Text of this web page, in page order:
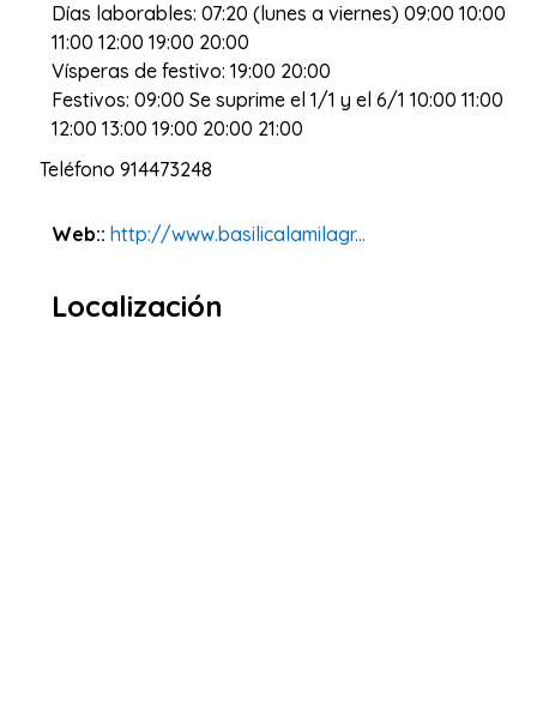
Días laborables: 07:20 (lunes a viernes) 09:00 10:00
11:00 12:00 19:00 20:00
Vísperas de festivo: 19:00 20:00
Festivos: 09:00 Se suprime el 1/1 y el 6/1 10:00 11:00
12:00 13:00 19:00 20:00 21:00
Teléfono 914473248
Web:: http://www.basilicalamilagr...
Localización